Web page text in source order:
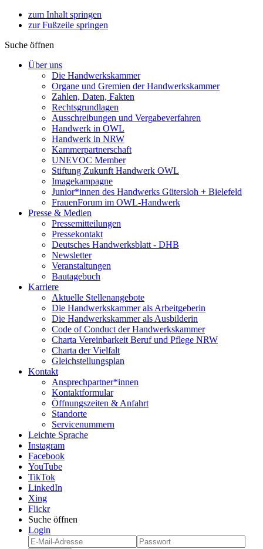
zum Inhalt springen
zur Fußzeile springen
Suche öffnen
Über uns
Die Handwerkskammer
Organe und Gremien der Handwerkskammer
Zahlen, Daten, Fakten
Rechtsgrundlagen
Ausschreibungen und Vergabeverfahren
Handwerk in OWL
Handwerk in NRW
Kammerpartnerschaft
UNEVOC Member
Stiftung Zukunft Handwerk OWL
Imagekampagne
Junior*innen des Handwerks Gütersloh + Bielefeld
FrauenForum im OWL-Handwerk
Presse & Medien
Pressemitteilungen
Pressekontakt
Deutsches Handwerksblatt - DHB
Newsletter
Veranstaltungen
Bautagebuch
Karriere
Aktuelle Stellenangebote
Die Handwerkskammer als Arbeitgeberin
Die Handwerkskammer als Ausbilderin
Code of Conduct der Handwerkskammer
Charta Vereinbarkeit Beruf und Pflege NRW
Charta der Vielfalt
Gleichstellungsplan
Kontakt
Ansprechpartner*innen
Kontaktformular
Öffnungszeiten & Anfahrt
Standorte
Servicenummern
Leichte Sprache
Instagram
Facebook
YouTube
TikTok
LinkedIn
Xing
Flickr
Suche öffnen
Login